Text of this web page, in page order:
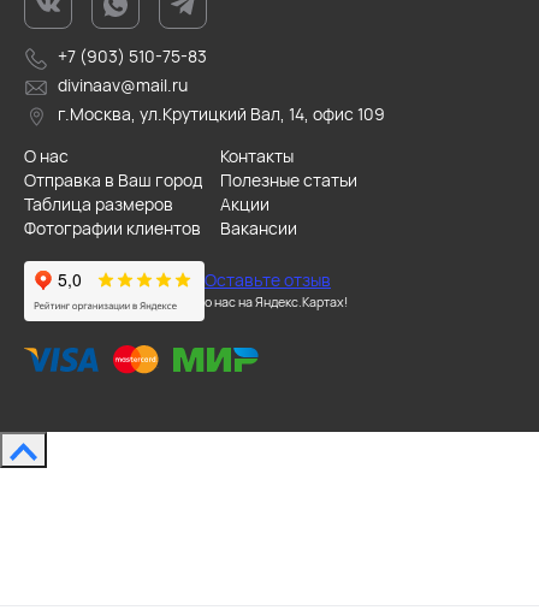
+7 (903) 510-75-83
divinaav@mail.ru
г.Москва, ул.Крутицкий Вал, 14, офис 109
О нас
Контакты
Отправка в Ваш город
Полезные статьи
Таблица размеров
Акции
Фотографии клиентов
Вакансии
Оставьте отзыв
о нас на Яндекс.Картах!